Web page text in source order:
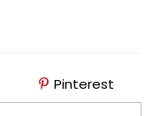
Pinterest